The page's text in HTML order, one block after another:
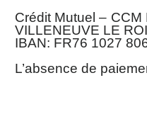
Crédit Mutuel –
VILLENEUVE LE ROI
IBAN: FR76 1027
L’absence de